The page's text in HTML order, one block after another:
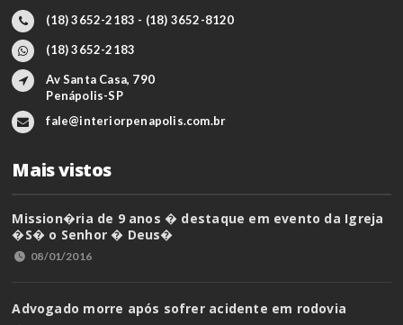
(18) 3652-2183 - (18) 3652-8120
(18) 3652-2183
Av Santa Casa, 790
Penápolis-SP
fale@interiorpenapolis.com.br
Mais vistos
Mission�ria de 9 anos � destaque em evento da Igreja
�S� o Senhor � Deus�
08/01/2016
Advogado morre após sofrer acidente em rodovia